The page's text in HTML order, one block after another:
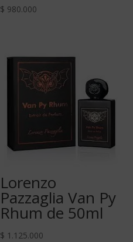
$ 980.000
Lorenzo
Pazzaglia Van Py
Rhum de 50ml
$ 1.125.000